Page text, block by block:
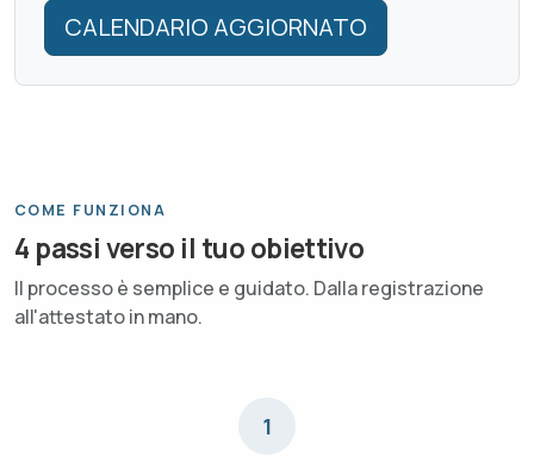
CALENDARIO AGGIORNATO
COME FUNZIONA
4 passi verso il tuo obiettivo
Il processo è semplice e guidato. Dalla registrazione
all'attestato in mano.
1